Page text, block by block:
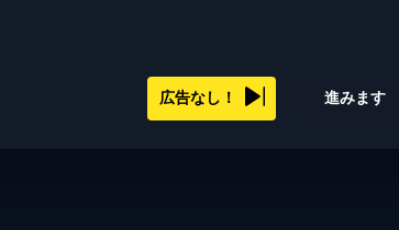
進みます
広告なし！